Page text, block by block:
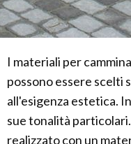
I materiali per
possono essere scelti
all'esigenza estetica.
sue tonalità
realizzato con un